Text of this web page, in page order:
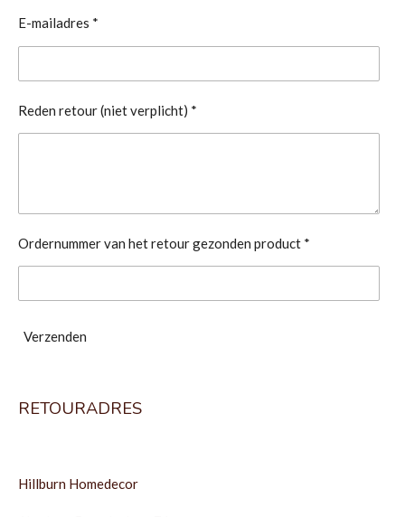
E-mailadres *
Reden retour (niet verplicht) *
Ordernummer van het retour gezonden product *
Verzenden
RETOURADRES
Hillburn Homedecor